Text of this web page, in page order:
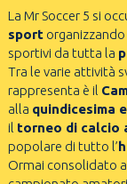
La Mr Soccer 5 si
sportorganizzando
sportivi da tutta la
Tra le varie attività
rappresenta è il
alla quindicesima
il torneo di calcio
popolare di tutto l’
Ormai consolidato